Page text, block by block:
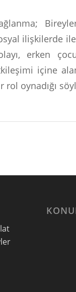
ilişkilerde
erken
içine
rol oynadığı